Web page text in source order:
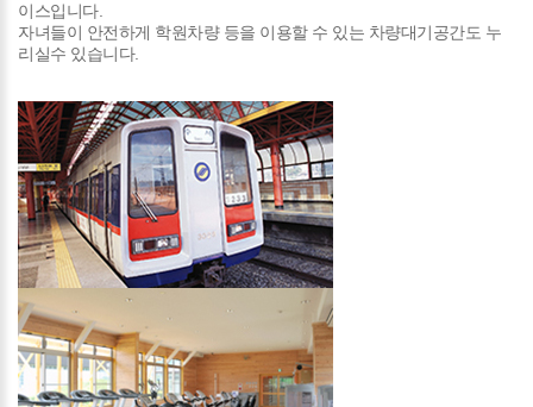
이스입니다.
자녀들이 안전하게 학원차량 등을 이용할 수 있는 차량대기공간도 누
리실수 있습니다.